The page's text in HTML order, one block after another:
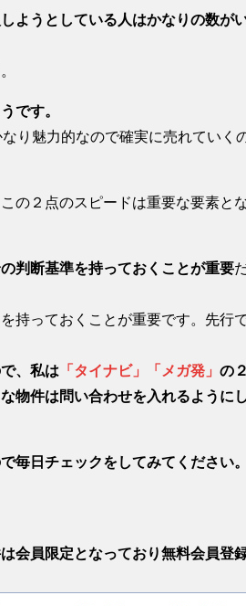
ようとしている人はかなりの数が
です。
り魅力的なので確実に売れていく
この２点のスピードは重要な要素と
判断基準を持っておくことが重要
持っておくことが重要です。先行
、私は 「タイナビ」「メガ発」 の
物件は問い合わせを入れるように
毎日チェックをしてみてください。
会員限定となっており無料会員登